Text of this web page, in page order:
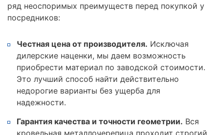
ряд неоспоримых преимуществ перед покупкой у
посредников:
Честная цена от производителя. Исключая
дилерские наценки, мы даем возможность
приобрести материал по заводской стоимости.
Это лучший способ найти действительно
недорогие варианты без ущерба для
надежности.
Гарантия качества и точности геометрии. Вся
кровельная металлочерепица проходит строгий